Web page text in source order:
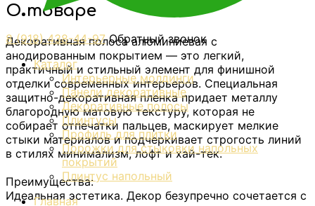
8 (918) 438-44-97 Обратный звонок
Каталог
Интерьерные молдинги
Панели декоративные
Декоративные полосы
Плинтусы
Профиль для плитки
Порожки для стыковки напольных
покрытий
Плинтус напольный
Главная
О товаре
Декоративная полоса алюминиевая с
анодированным покрытием — это легкий,
практичный и стильный элемент для финишной
отделки современных интерьеров. Специальная
защитно-декоративная пленка придает металлу
благородную матовую текстуру, которая не
собирает отпечатки пальцев, маскирует мелкие
стыки материалов и подчеркивает строгость линий
в стилях минимализм, лофт и хай-тек.
Преимущества:
Идеальная эстетика. Декор безупречно сочетается с